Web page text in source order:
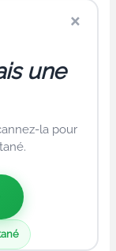
×
une
la pour